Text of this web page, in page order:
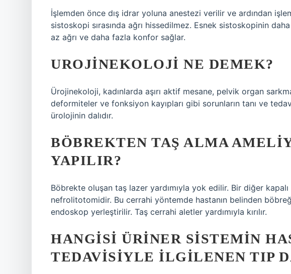
İşlemden önce dış idrar yoluna anestezi verilir ve ardından
sistoskopi sırasında ağrı hissedilmez. Esnek sistoskopinin
az ağrı ve daha fazla konfor sağlar.
UROJINEKOLOJI NE DEMEK?
Ürojinekoloji, kadınlarda aşırı aktif mesane, pelvik organ
deformiteler ve fonksiyon kayıpları gibi sorunların tanı ve
ürolojinin dalıdır.
BÖBREKTEN TAŞ ALMA
YAPILIR?
Böbrekte oluşan taş lazer yardımıyla yok edilir. Bir diğer
nefrolitotomidir. Bu cerrahi yöntemde hastanın belinden
endoskop yerleştirilir. Taş cerrahi aletler yardımıyla kırılır.
HANGISI ÜRINER SISTEMIN
TEDAVISIYLE ILGILENEN TIP